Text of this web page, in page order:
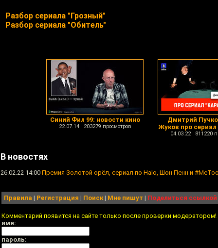
Разбор сериала "Грозный"
Разбор сериала "Обитель"
Синий Фил 99: новости кино
22.07.14 203279 просмотров
Дмитрий
Жуков про
04.03.22 811220
В новостях
26.02.22 14:00 Премия Золотой орёл, сериал по Halo, Шон Пенн и #MeToo
Правила | Регистрация | Поиск| Мне пишут | Поделиться ссылкой
Комментарий появится на сайте только после проверки модератором!
имя:
пароль: